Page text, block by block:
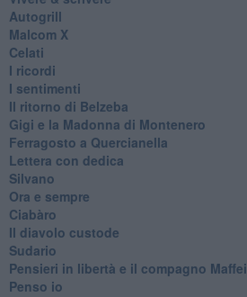
Autogrill
Malcom X
Celati
I ricordi
I sentimenti
Il ritorno di Belzeba
Gigi e la Madonna di Montenero
Ferragosto a Quercianella
Lettera con dedica
Silvano
Ora e sempre
Ciabàro
Il diavolo custode
Sudario
Pensieri in libertà e il compagno Maffei
Penso io